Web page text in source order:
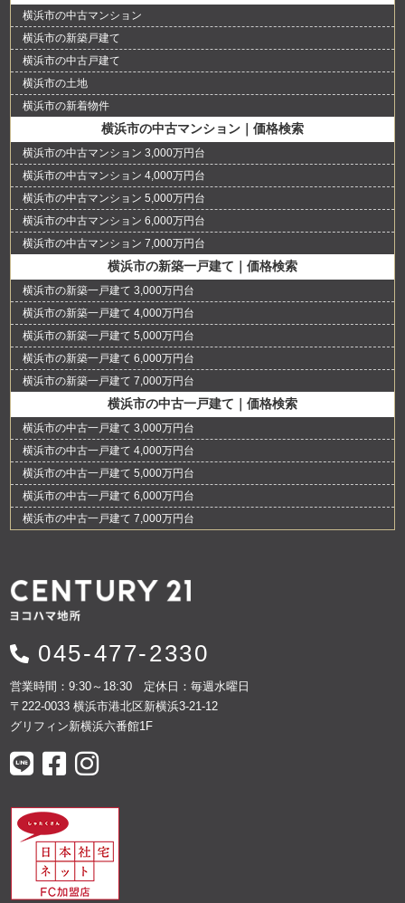
横浜市の中古マンション
横浜市の新築戸建て
横浜市の中古戸建て
横浜市の土地
横浜市の新着物件
横浜市の中古マンション｜価格検索
横浜市の中古マンション 3,000万円台
横浜市の中古マンション 4,000万円台
横浜市の中古マンション 5,000万円台
横浜市の中古マンション 6,000万円台
横浜市の中古マンション 7,000万円台
横浜市の新築一戸建て｜価格検索
横浜市の新築一戸建て 3,000万円台
横浜市の新築一戸建て 4,000万円台
横浜市の新築一戸建て 5,000万円台
横浜市の新築一戸建て 6,000万円台
横浜市の新築一戸建て 7,000万円台
横浜市の中古一戸建て｜価格検索
横浜市の中古一戸建て 3,000万円台
横浜市の中古一戸建て 4,000万円台
横浜市の中古一戸建て 5,000万円台
横浜市の中古一戸建て 6,000万円台
横浜市の中古一戸建て 7,000万円台
045-477-2330
営業時間：9:30～18:30 定休日：毎週水曜日
〒222-0033 横浜市港北区新横浜3-21-12
グリフィン新横浜六番館1F